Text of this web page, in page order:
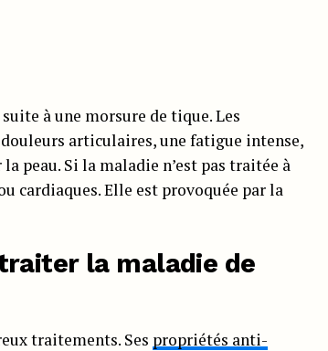
à une morsure de tique. Les
articulaires, une fatigue intense,
peau. Si la maladie n’est pas traitée à
cardiaques. Elle est provoquée par la
la maladie de
traitements. Ses propriétés anti-